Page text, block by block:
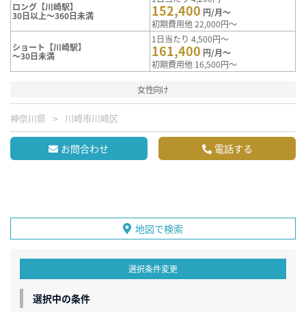
ロング【川崎駅】
30日以上～360日未満 152,400 円/月～
初期費用他 22,000円～
ショート【川崎駅】
～30日未満
1日当たり 4,500円～
161,400 円/月～
初期費用他 16,500円～
女性向け
神奈川県 川崎市川崎区
お問合わせ 電話する
地図で検索
選択条件変更
選択中の条件